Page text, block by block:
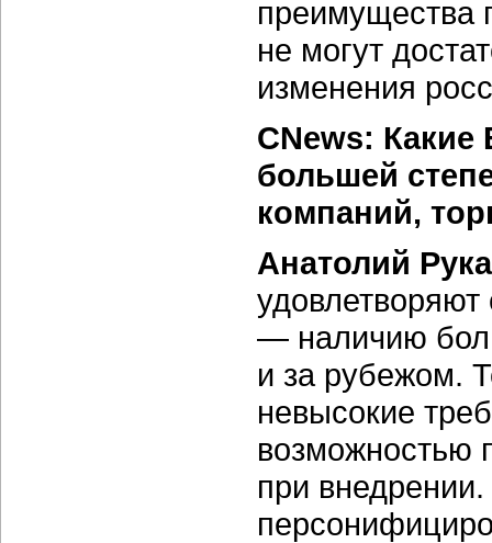
преимущества
не могут
изменения
CNews: Какие
большей
компаний,
Анатолий
— наличию
и за рубежом.
невысокие
возможностью
при